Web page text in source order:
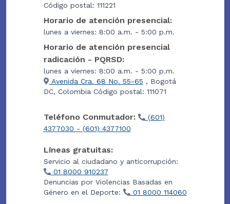
Código postal: 111221
Horario de atención presencial:
lunes a viernes: 8:00 a.m. - 5:00 p.m.
Horario de atención presencial
radicación - PQRSD:
lunes a viernes: 8:00 a.m. - 5:00 p.m.
Avenida Cra. 68 No. 55-65 , Bogotá
DC, Colombia Código postal: 111071
Teléfono Conmutador:
(601)
4377030 - (601) 4377100
Líneas gratuitas:
Servicio al ciudadano y anticorrupción:
01 8000 910237
Denuncias por Violencias Basadas en
Género en el Deporte:
01 8000 114060